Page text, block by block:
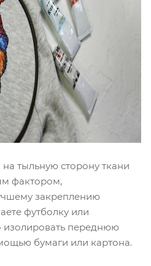
тыльную сторону ткани
фактором,
закреплению
футболку или
изолировать переднюю
бумаги или картона.